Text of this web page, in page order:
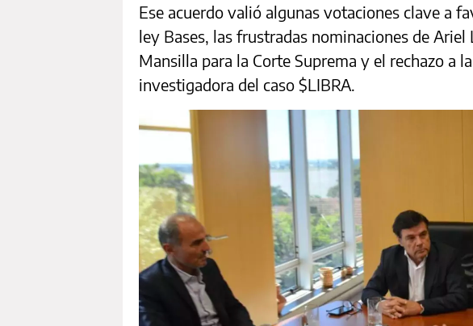
Ese acuerdo valió algunas votaciones clave a
ley Bases, las frustradas nominaciones de
Mansilla para la Corte Suprema y el rechazo a
investigadora del caso $LIBRA.